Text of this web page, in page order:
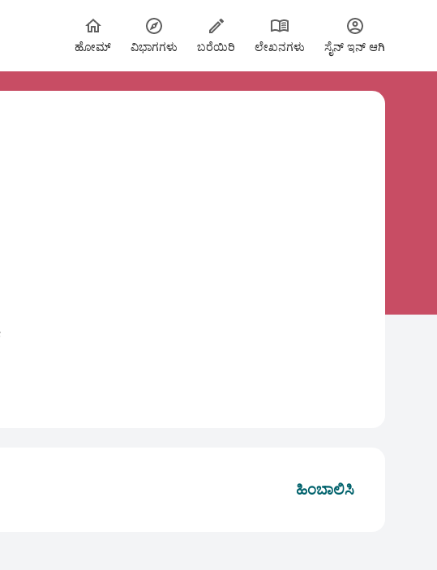
ಹೋಮ್ ವಿಭಾಗಗಳು ಬರೆಯಿರಿ ಲೇಖನಗಳು ಸೈನ್ ಇನ್ ಆಗಿ
ಹಿಂಬಾಲಿಸಿ